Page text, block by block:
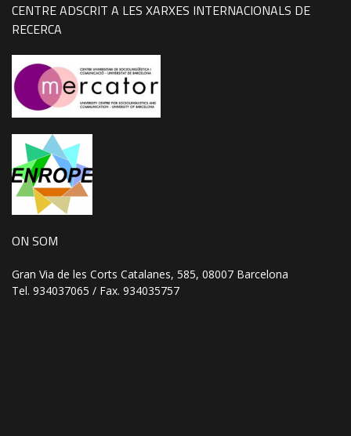
CENTRE ADSCRIT A LES XARXES INTERNACIONALS DE
RECERCA
ON SOM
Gran Via de les Corts Catalanes, 585, 08007 Barcelona
Tel. 934037065 / Fax. 934035757